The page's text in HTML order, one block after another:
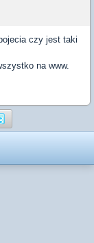
czy jest taki
na www.